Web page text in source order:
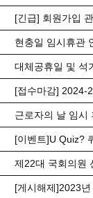
[긴급] 회원가입
현충일 임시휴관
대체공휴일 및 석
[접수마감] 2024-
근로자의 날 임시
[이벤트]U Quiz?
제22대 국회의원
[게시해제]2023